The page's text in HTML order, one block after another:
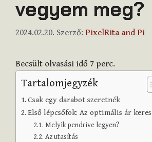
vegyem meg?
2024.02.20. Szerző: PixelRita and Pi
Becsült olvasási idő 7 perc.
Tartalomjegyzék
Csak egy darabot szeretnék
Első lépcsőfok: Az optimális ár
Melyik pendrive legyen?
Az utasítás